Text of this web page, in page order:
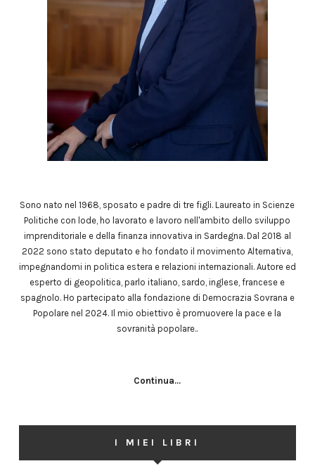
Sono nato nel 1968, sposato e padre di tre figli. Laureato in Scienze
Politiche con lode, ho lavorato e lavoro nell'ambito dello sviluppo
imprenditoriale e della finanza innovativa in Sardegna. Dal 2018 al
2022 sono stato deputato e ho fondato il movimento Alternativa,
impegnandomi in politica estera e relazioni internazionali. Autore ed
esperto di geopolitica, parlo italiano, sardo, inglese, francese e
spagnolo. Ho partecipato alla fondazione di Democrazia Sovrana e
Popolare nel 2024. Il mio obiettivo è promuovere la pace e la
sovranità popolare..
Continua...
I MIEI LIBRI